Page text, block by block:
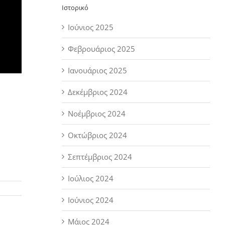
Ιστορικό
Ιούνιος 2025
Φεβρουάριος 2025
Ιανουάριος 2025
Δεκέμβριος 2024
Νοέμβριος 2024
Οκτώβριος 2024
Σεπτέμβριος 2024
Ιούλιος 2024
Ιούνιος 2024
Μάιος 2024